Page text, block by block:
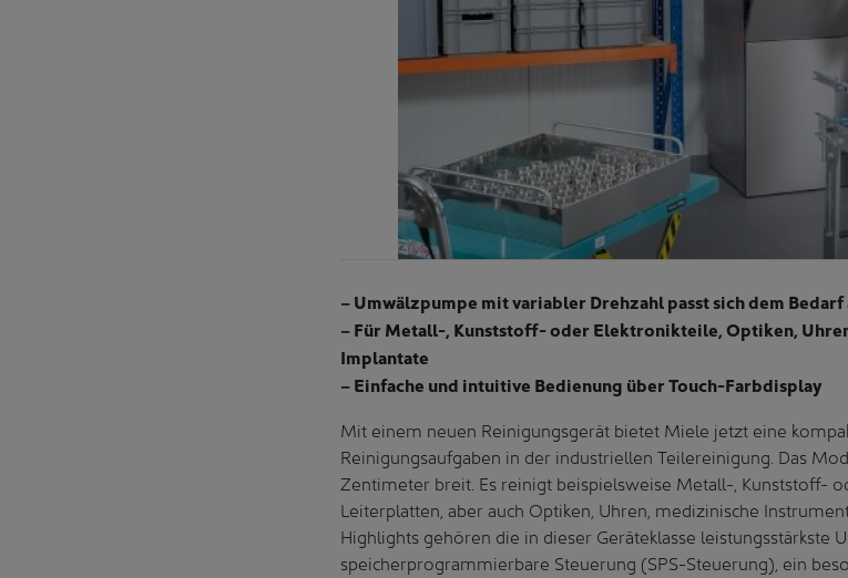
– Umwälzpumpe mit variabler Drehzahl passt sich dem Bedarf
– Für Metall-, Kunststoff- oder Elektronikteile, Optiken,
Implantate
– Einfache und intuitive Bedienung über Touch-Farbdisplay
Mit einem neuen Reinigungsgerät bietet Miele jetzt eine
Reinigungsaufgaben in der industriellen Teilereinigung. Das
Zentimeter breit. Es reinigt beispielsweise Metall-, Kunststoff-
Leiterplatten, aber auch Optiken, Uhren, medizinische
Highlights gehören die in dieser Geräteklasse leistungsstärkste
speicherprogrammierbare Steuerung (SPS-Steuerung), ein